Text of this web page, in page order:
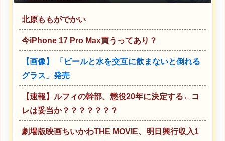
北原ももがでかい
今iPhone 17 Pro Max買うってあり？
【画像】 「ビールと水を交互に飲まないと倒れる
グラス」発売
【速報】ルフィの幹部、懲役20年に決定する←コ
レは妥当か？？？？？？？
劇場版映画ちいかわTHE MOVIE、明日興行収入1